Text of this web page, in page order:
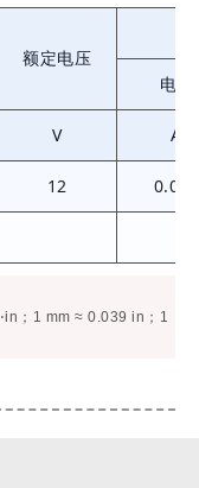
额定电压
电流
V A
12 0.035
；1 mm ≈ 0.039 in；1